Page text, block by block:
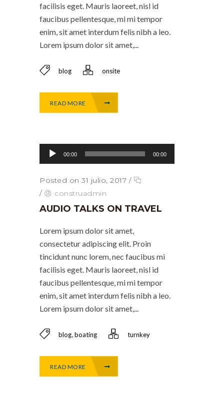
facilisis eget. Mauris laoreet, nisl id
faucibus pellentesque, mi mi tempor
enim, sit amet interdum felis nibh a leo.
Lorem ipsum dolor sit amet,...
blog onsite
READ MORE
Reproductor de audio
00:00 00:00
Posted on 31 julio, 2017 /
/
construadmin
AUDIO TALKS ON TRAVEL
Lorem ipsum dolor sit amet,
consectetur adipiscing elit. Proin
tincidunt nunc lorem, nec faucibus mi
facilisis eget. Mauris laoreet, nisl id
faucibus pellentesque, mi mi tempor
enim, sit amet interdum felis nibh a leo.
Lorem ipsum dolor sit amet,...
blog boating turnkey
READ MORE